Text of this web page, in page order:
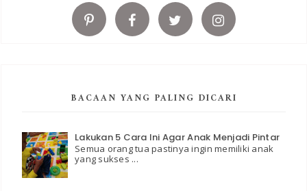
BACAAN YANG PALING DICARI
Lakukan 5 Cara Ini Agar Anak Menjadi Pintar
Semua orang tua pastinya ingin memiliki anak
yang sukses ...